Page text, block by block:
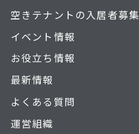
空きテナントの入居者募集
イベント情報
お役立ち情報
最新情報
よくある質問
運営組織